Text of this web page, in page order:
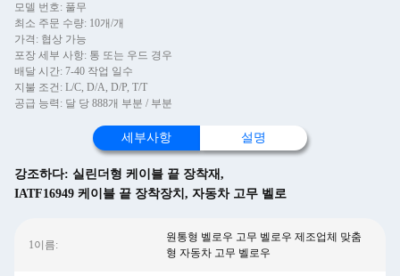
모델 번호: 풀무
최소 주문 수량: 10개/개
가격: 협상 가능
포장 세부 사항: 통 또는 우드 경우
배달 시간: 7-40 작업 일수
지불 조건: L/C, D/A, D/P, T/T
공급 능력: 달 당 888개 부분 / 부분
세부사항 설명
강조하다: 실린더형 케이블 끝 장착재 ,
IATF16949 케이블 끝 장착장치 , 자동차 고무 벨로
1이름:
원통형 벨로우 고무 벨로우 제조업체 맞춤
형 자동차 고무 벨로우